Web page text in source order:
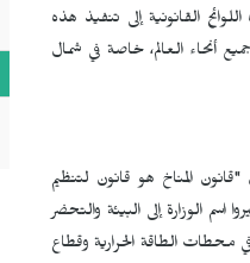
القانونية إلى تنفيذ هذه
أنحاء العالم، خاصة في شمال
تانتان "قانون المناخ هو قانون لتنظيم
اسم الوزارة إلى البيئة والتحضر
محطات الطاقة الحرارية وقطاع